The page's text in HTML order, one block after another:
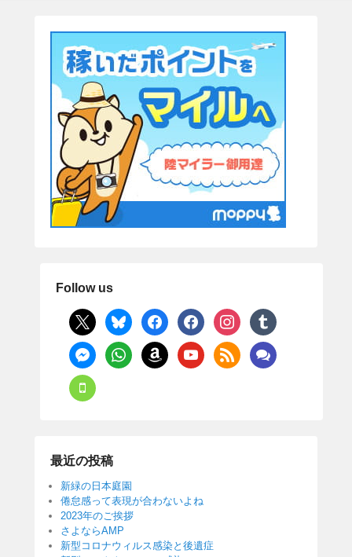
Follow us
x bluesky facebookfacebookinstagramtumblr
messengerwhatsappamazon youtube rss comments
mobile
最近の投稿
新緑の日本庭園
倦怠感って表現が合わないよね
2023年のご挨拶
さよならAMP
新型コロナウィルス感染と後遺症